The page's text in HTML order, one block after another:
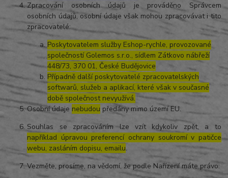
Zpracování osobních údajů je prováděno Správcem
osobních údajů, osobní údaje však mohou zpracovávat i tito
zpracovatelé:
Poskytovatelem služby Eshop-rychle, provozované
společností Golemos s.r.o., sídlem Zátkovo nábřeží
448/73, 370 01, České Budějovice
Případně další poskytovatelé zpracovatelských
softwarů, služeb a aplikací, které však v současné
době společnost nevyužívá.
Osobní údaje nebudou předány mimo území EU.
Souhlas se zpracováním lze vzít kdykoliv zpět, a to
například úpravou preferencí ochrany soukromí v patičce
webu, zasláním dopisu, emailu.
Vezměte, prosíme, na vědomí, že podle Nařízení máte právo: